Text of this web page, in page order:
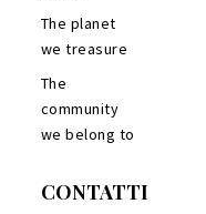
The planet
we treasure
The
community
we belong to
CONTATTI